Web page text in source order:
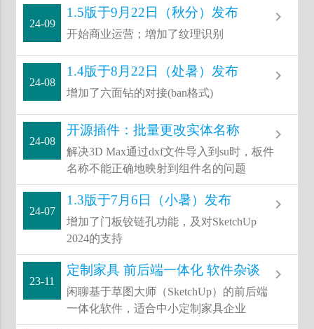
24-09
1.5版于9月22日（秋分）发布
开始商业运营；增加了纹理识别
navigate_next
24-08
1.4版于8月22日（处暑）发布
增加了六面钻的对接(ban格式)
navigate_next
24-08
开源插件：批量更改实体名称
解决3D Max通过dxf文件导入到su时，板件
名称不能正确地映射到组件名的问题
navigate_next
24-07
1.3版于7月6日（小暑）发布
增加了门板铰链孔功能，及对SketchUp
2024的支持
navigate_next
23-11
定制家具 前后端一体化 软件杂谈
闲聊基于草图大师（SketchUp）的前后端
一体化软件，适合中小定制家具企业
navigate_next